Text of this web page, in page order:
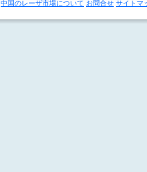
中国のレーザ市場について お問合せ サイトマ